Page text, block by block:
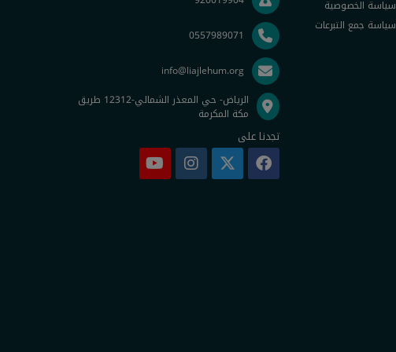
سياسة الخصوصية
سياسة جمع التبرعات
0557989071
info@liajlehum.org
الرياض- حي المعذر الشمالي-12312 طريق
مكة المكرمة
تجدنا على